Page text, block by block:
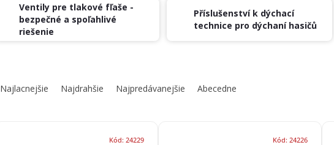
Ventily pre tlakové fľaše -
bezpečné a spoľahlivé
riešenie
Příslušenství k dýchací
technice pro dýchaní hasičů
Najlacnejšie Najdrahšie Najpredávanejšie Abecedne
Kód: 24229 Kód: 24226